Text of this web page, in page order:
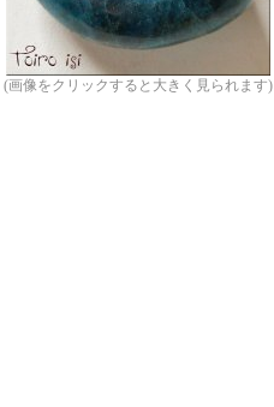
(画像をクリックすると大きく見られます)